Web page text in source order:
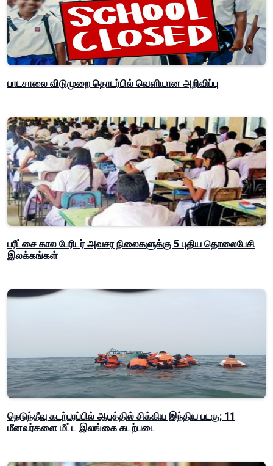
பாடசாலை விடுமுறை தொடர்பில் வௌியான அறிவிப்பு
பரீட்சை கால பேரிடர் அவசர நிலைகளுக்கு 5 புதிய தொலைபேசி
இலக்கங்கள்
நெடுந்தீவு கடற்பரப்பில் ஆபத்தில் சிக்கிய இந்திய படகு; 11
மீனவர்களை மீட்ட இலங்கை கடற்படை